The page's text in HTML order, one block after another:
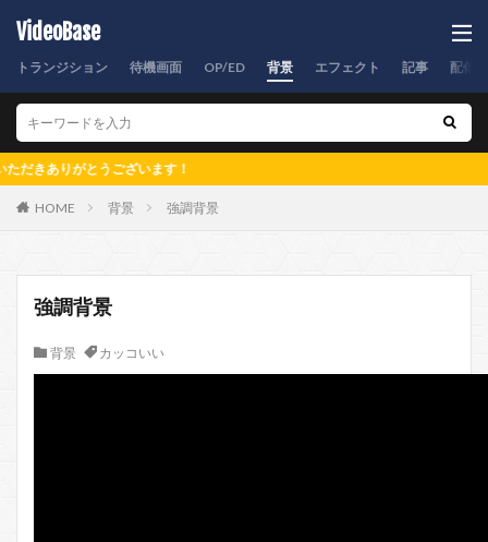
VideoBase
トランジション 待機画面 OP/ED 背景 エフェクト 記事 配信
がとうございます！
HOME 背景 強調背景
強調背景
背景 カッコいい